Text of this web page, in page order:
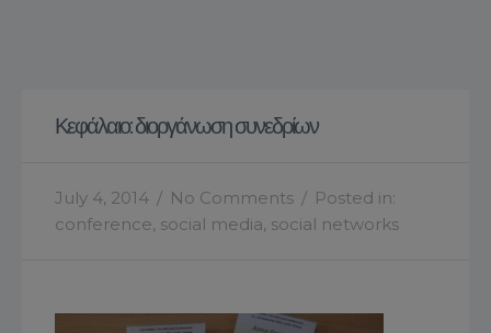
Κεφάλαιο: διοργάνωση συνεδρίων
July 4, 2014 / No Comments / Posted in:
conference, social media, social networks